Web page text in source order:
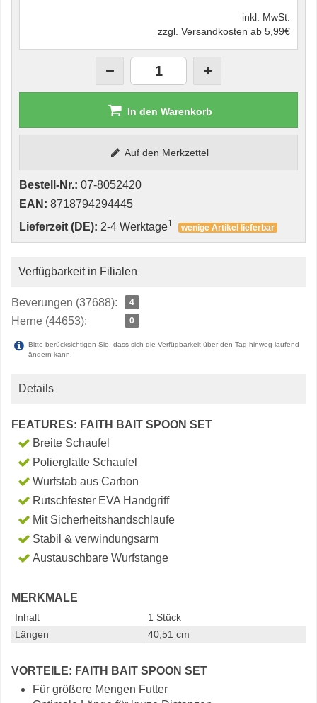
inkl. MwSt.
zzgl. Versandkosten ab 5,99€
In den Warenkorb
Auf den Merkzettel
Bestell-Nr.: 07-8052420
EAN: 8718794294445
Lieferzeit (DE): 2-4 Werktage1 wenige Artikel lieferbar
Verfügbarkeit in Filialen
Beverungen (37688): 4
Herne (44653): 0
Bitte berücksichtigen Sie, dass sich die Verfügbarkeit über den Tag hinweg laufend
ändern kann.
Details
FEATURES: FAITH BAIT SPOON SET
Breite Schaufel
Polierglatte Schaufel
Wurfstab aus Carbon
Rutschfester EVA Handgriff
Mit Sicherheitshandschlaufe
Stabil & verwindungsarm
Austauschbare Wurfstange
MERKMALE
Inhalt
1 Stück
Längen
40,51 cm
VORTEILE: FAITH BAIT SPOON SET
Für größere Mengen Futter